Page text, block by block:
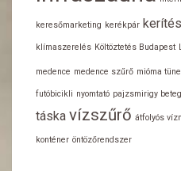
keresőmarketing kerékpár kerítés
klímaszerelés Költöztetés Budapest
medence medence szűrő mióma
futóbicikli nyomtató pajzsmirigy
táska vízszűrő átfolyós
konténer öntözőrendszer